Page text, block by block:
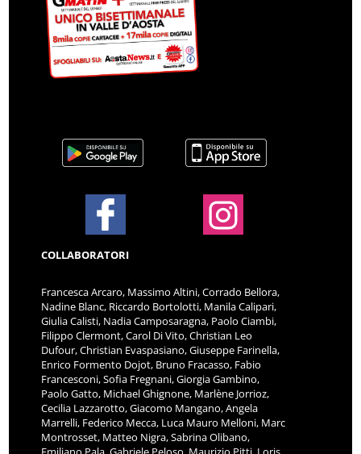
COLLABORATORI
Francesca Arcaro, Massimo Altini, Corrado Bellora,
Nadine Blanc, Riccardo Bortolotti, Manila Calipari,
Giulia Calisti, Nadia Camposaragna, Paolo Ciambi,
Filippo Clermont, Carol Di Vito, Christian Leo
Dufour, Christian Evaspasiano, Giuseppe Farinella,
Enrico Formento Dojot, Bruno Fracasso, Fabio
Francesconi, Sofia Fregnani, Giorgia Gambino,
Paolo Gatto, Michael Ghignone, Marlène Jorrioz,
Cecilia Lazzarotto, Giacomo Mangano, Angela
Marrelli, Federico Mecca, Luca Mauro Melloni, Marc
Montrosset, Matteo Nigra, Sabrina Olibano,